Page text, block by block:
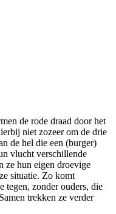
de rode draad door het
niet zozeer om de drie
de hel die een (burger)
vlucht verschillende
ze hun eigen droevige
situatie. Zo komt
tegen, zonder ouders, die
trekken ze verder